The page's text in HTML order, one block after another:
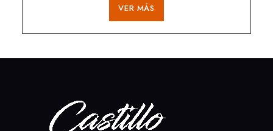
VER MÁS